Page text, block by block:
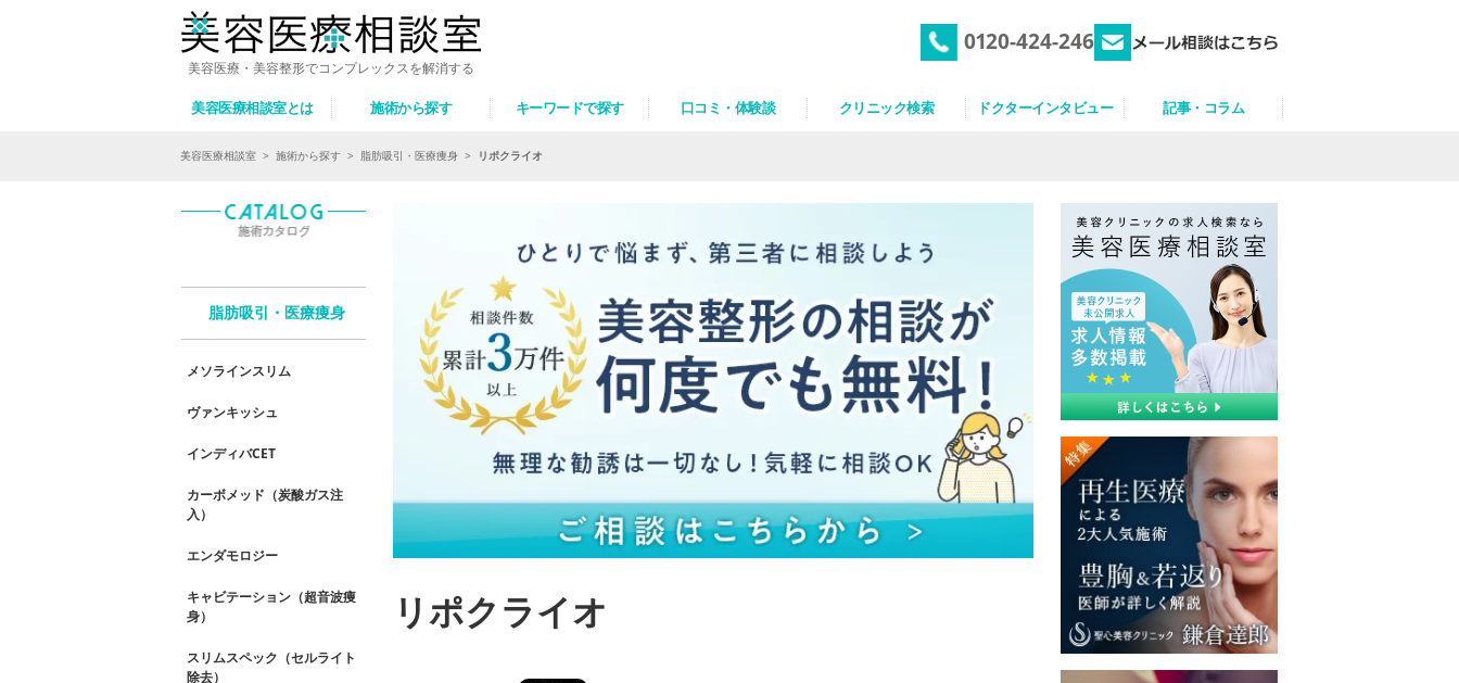
美容医療・美容整形でコンプレックスを解消する
0120-424-246
美容医療相談室とは 施術から探す キーワードで探す 口コミ・体験談 クリニック検索 ドクターインタビュー 記事・コラム
美容医療相談室 > 施術から探す > 脂肪吸引・医療痩身 > リポクライオ
リポクライオ
脂肪吸引・医療痩身
メソラインスリム
ヴァンキッシュ
インディバCET
カーボメッド（炭酸ガス注
入）
エンダモロジー
キャビテーション（超音波痩
身）
スリムスペック（セルライト
除去）